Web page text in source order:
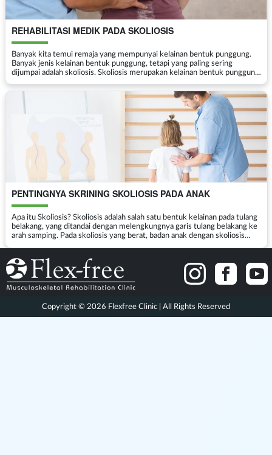
REHABILITASI MEDIK PADA SKOLIOSIS
Banyak kita temui remaja yang mempunyai kelainan bentuk punggung.
Banyak jenis kelainan bentuk punggung, tetapi yang paling sering
dijumpai adalah skoliosis. Skoliosis merupakan kelainan bentuk punggung
PENTINGNYA SKRINING SKOLIOSIS PADA ANAK
Apa itu Skoliosis? Skoliosis adalah salah satu bentuk kelainan pada tulang
belakang, yang ditandai dengan melengkungnya garis tulang belakang ke
arah samping. Pada skoliosis yang berat, badan anak dengan skoliosis
Copyright © 2026 Flexfree Clinic | All Rights Reserved